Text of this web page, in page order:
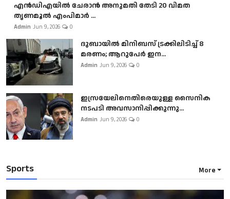
എൻഡിഎയിൽ ചേരാൻ അനുമതി തേടി 20 വിമത
തൃണമൂൽ എംപിമാർ ...
Admin Jun 9, 2026 0
ദുബായിൽ മിനിബസ്​ ട്രക്കിലിടിച്ച് 8
മരണം; ആറുപേർ ഇന...
Admin Jun 9, 2026 0
ഇസ്രയേലിനെതിരെയുള്ള സൈനിക
നടപടി അവസാനിപ്പിക്കുന്നു...
Admin Jun 9, 2026 0
Sports More